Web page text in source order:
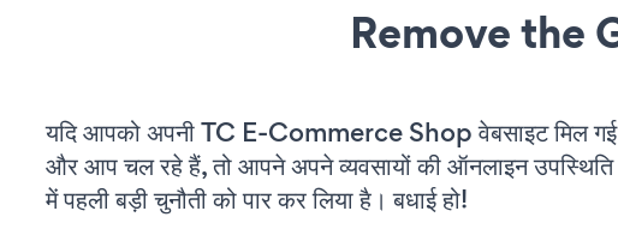
Remove the
यदि आपको अपनी TC E-Commerce Shop वेबसाइट मिल
और आप चल रहे हैं, तो आपने अपने व्यवसायों की ऑनलाइन उपस्थिति
में पहली बड़ी चुनौती को पार कर लिया है। बधाई हो!